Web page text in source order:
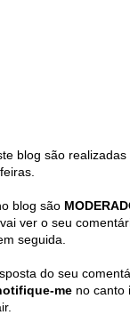
blog são
blog são
ver o seu
seguida.
do seu
me no canto